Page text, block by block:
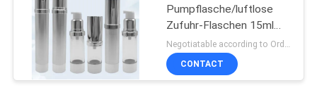
Pumpflasche/luftlose
Zufuhr-Flaschen 15ml
100ml
Negotiatable according to Order Quantity and printing Requirements MOQ:3000pcs pro Größe
CONTACT